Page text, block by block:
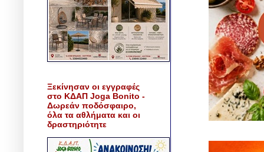
Ξεκίνησαν οι εγγραφές
στο ΚΔΑΠ Joga Bonito -
Δωρεάν ποδόσφαιρο,
όλα τα αθλήματα και οι
δραστηριότητε